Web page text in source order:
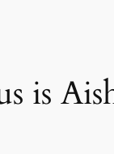
is